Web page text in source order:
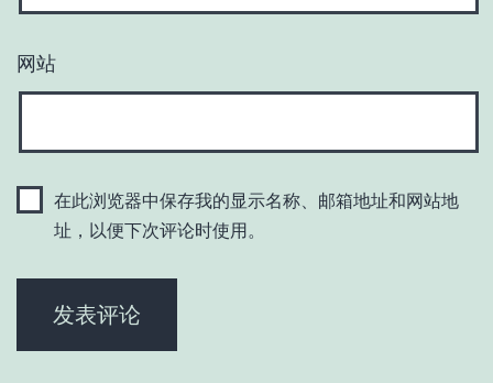
网站
在此浏览器中保存我的显示名称、邮箱地址和网站地
址，以便下次评论时使用。